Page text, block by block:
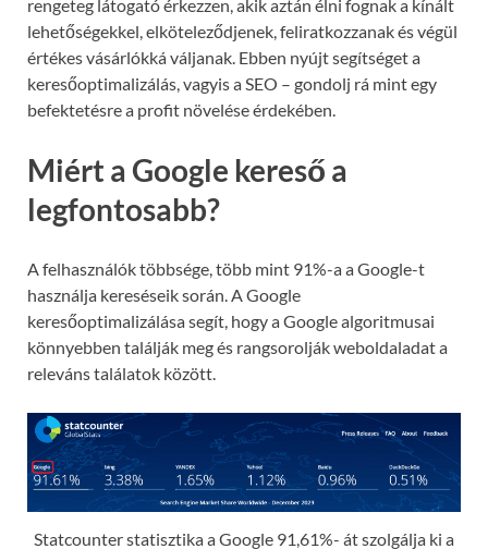
rengeteg látogató érkezzen, akik aztán élni fognak a kínált
lehetőségekkel, elköteleződjenek, feliratkozzanak és végül
értékes vásárlókká váljanak. Ebben nyújt segítséget a
keresőoptimalizálás, vagyis a SEO – gondolj rá mint egy
befektetésre a profit növelése érdekében.
Miért a Google kereső a
legfontosabb?
A felhasználók többsége, több mint 91%-a a Google-t
használja kereséseik során. A Google
keresőoptimalizálása segít, hogy a Google algoritmusai
könnyebben találják meg és rangsorolják weboldaladat a
releváns találatok között.
Statcounter statisztika a Google 91,61%- át szolgálja ki a